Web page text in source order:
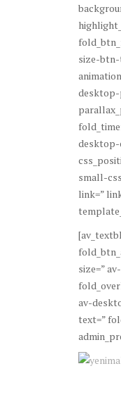
size-btn-
desktop-
desktop-
small-
link=”
size=”
av-
text=”